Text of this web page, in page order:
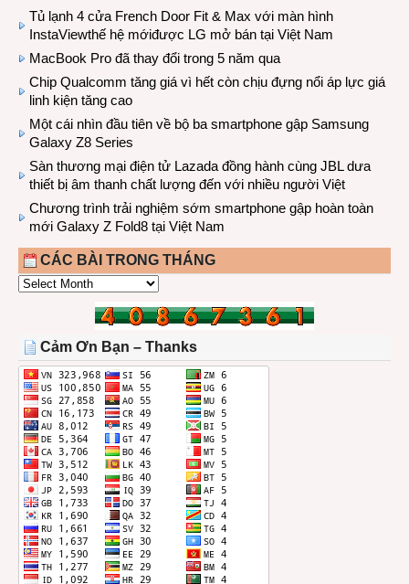
Tủ lạnh 4 cửa French Door Fit & Max với màn hình
InstaViewthế hệ mớiđược LG mở bán tại Việt Nam
MacBook Pro đã thay đổi trong 5 năm qua
Chip Qualcomm tăng giá vì hết còn chịu đựng nổi áp lực giá
linh kiện tăng cao
Một cái nhìn đầu tiên về bộ ba smartphone gập Samsung
Galaxy Z8 Series
Sàn thương mại điện tử Lazada đồng hành cùng JBL dưa
thiết bị âm thanh chất lượng đến với nhiều người Việt
Chương trình trải nghiệm sớm smartphone gập hoàn toàn
mới Galaxy Z Fold8 tại Việt Nam
CÁC BÀI TRONG THÁNG
CÁC
THÁNG
Cảm Ơn Bạn – Thanks